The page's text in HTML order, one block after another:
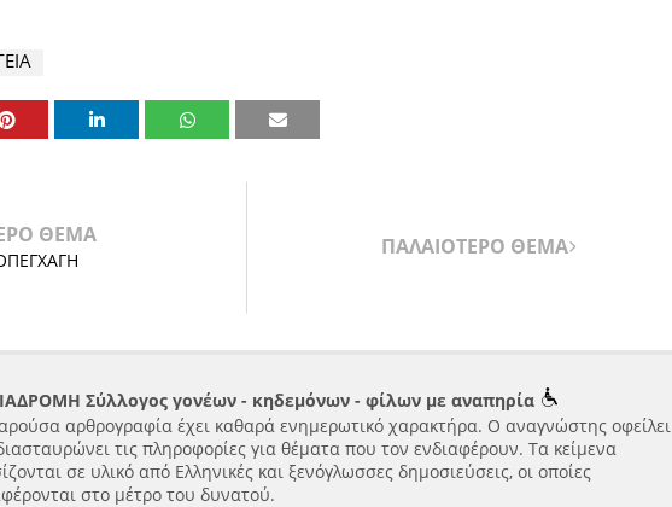
ΘΕΜΑ ΠΑΛΑΙΟΤΕΡΟ ΘΕΜΑ
Σύλλογος γονέων - κηδεμόνων - φίλων με αναπηρία
αρθρογραφία έχει καθαρά ενημερωτικό χαρακτήρα. Ο αναγνώστης οφείλει
τις πληροφορίες για θέματα που τον ενδιαφέρουν. Τα κείμενα
σε υλικό από Ελληνικές και ξενόγλωσσες δημοσιεύσεις, οι οποίες
στο μέτρο του δυνατού.